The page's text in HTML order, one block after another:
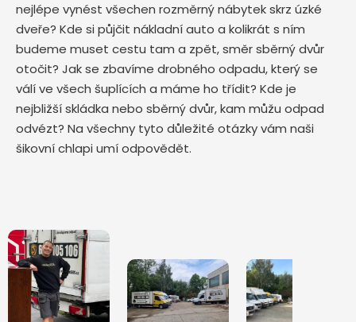
nejlépe vynést všechen rozměrný nábytek skrz úzké
dveře? Kde si půjčit nákladní auto a kolikrát s ním
budeme muset cestu tam a zpět, směr sběrný dvůr
otočit? Jak se zbavíme drobného odpadu, který se
válí ve všech šuplících a máme ho třídit? Kde je
nejbližší skládka nebo sběrný dvůr, kam můžu odpad
odvézt? Na všechny tyto důležité otázky vám naši
šikovní chlapi umí odpovědět.